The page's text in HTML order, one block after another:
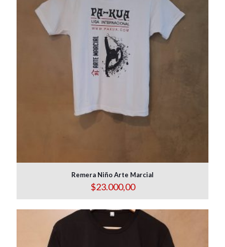
Remera Niño Arte Marcial
$23.000,00